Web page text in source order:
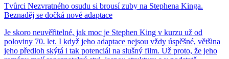
Tvůrci Nezvratného osudu si brousí zuby na Stephena Kinga.
Beznaděj se dočká nové adaptace
Je skoro neuvěřitelné, jak moc je Stephen King v kurzu už od
poloviny 70. let. I když jeho adaptace nejsou vždy úspěšné, většina
jeho předloh skýtá i tak potenciál na slušný film. Už proto, že jeho